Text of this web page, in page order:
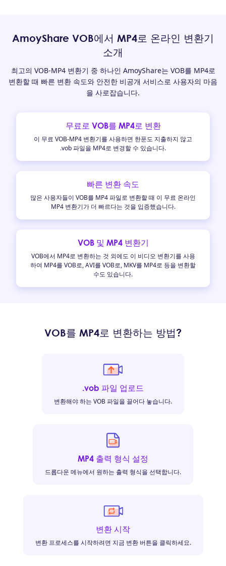
AmoyShare VOB에서 MP4로 온라인 변환기
소개
최고의 VOB-MP4 변환기 중 하나인 AmoyShare는 VOB를 MP4로
변환할 때 빠른 변환 속도와 안전한 비공개 서비스로 사용자의 마음
을 사로잡습니다.
무료로 VOB를 MP4로 변환
이 무료 VOB-MP4 변환기를 사용하면 한푼도 지출하지 않고
.vob 파일을 MP4로 변경할 수 있습니다.
빠른 변환 속도
많은 사용자들이 VOB를 MP4 파일로 변환할 때 이 무료 온라인
MP4 변환기가 더 빠르다는 것을 입증했습니다.
VOB 및 MP4 변환기
VOB에서 MP4로 변환하는 것 외에도 이 비디오 변환기를 사용
하여 MP4를 VOB로, AVI를 VOB로, MKV를 MP4로 등을 변환할
수도 있습니다.
VOB를 MP4로 변환하는 방법?
.vob 파일 업로드
변환해야 하는 VOB 파일을 끌어다 놓습니다.
MP4 출력 형식 설정
드롭다운 메뉴에서 원하는 출력 형식을 선택합니다.
변환 시작
변환 프로세스를 시작하려면 지금 변환 버튼을 클릭하세요.